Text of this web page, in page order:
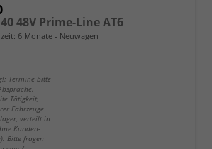
48V Prime-Line AT6
6 Monate Neuwagen
Termine bitte
Tätigkeit,
Fahrzeuge
verteilt in
Kunden-
Bitte fragen